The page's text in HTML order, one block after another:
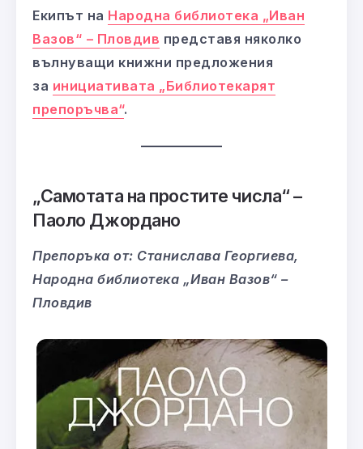
Екипът на Народна библиотека „Иван
Вазов“ – Пловдив представя няколко
вълнуващи книжни предложения
за инициативата „Библиотекарят
препоръчва“.
„Самотата на простите числа“ –
Паоло Джордано
Препоръка от: Станислава Георгиева,
Народна библиотека „Иван Вазов“ –
Пловдив